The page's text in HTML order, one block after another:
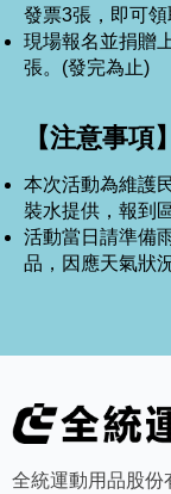
發票3張，即可領
現場報名並捐贈
張。(發完為止)
【注意事項】
本次活動為維護
裝水提供，報到
活動當日請準備
品，因應天氣狀
全統運動用品股份